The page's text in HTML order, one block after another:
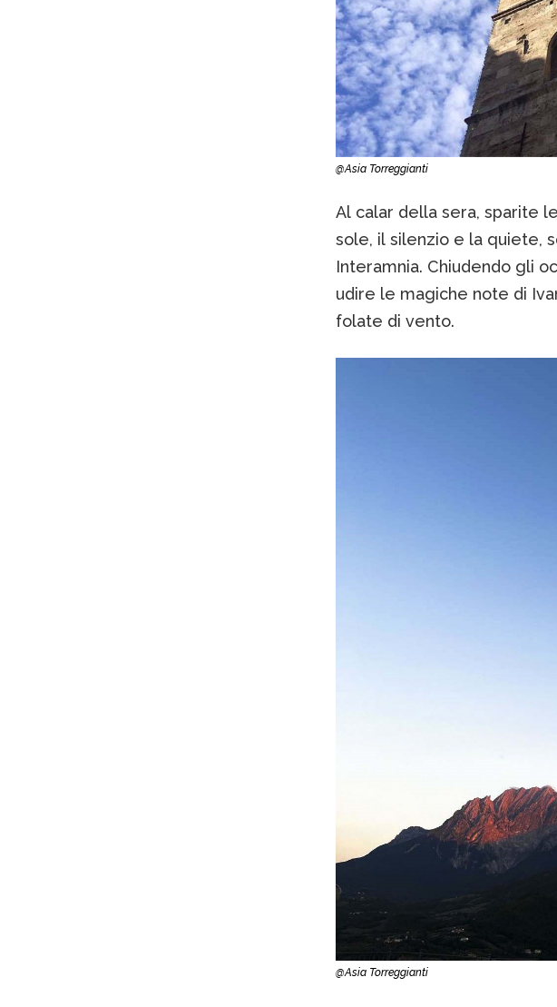
@Asia Torreggianti
Al calar della sera, sparite
sole, il silenzio e la quiete,
Interamnia. Chiudendo gli
udire le magiche note di
folate di vento.
@Asia Torreggianti